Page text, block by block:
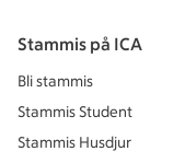
Stammis på ICA
Bli stammis
Stammis Student
Stammis Husdjur